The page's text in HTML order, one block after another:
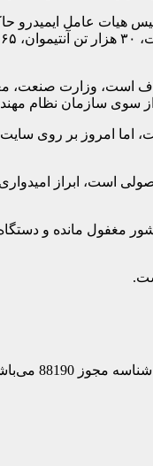
اصولی است، ابراز
مانده و دستگاه
88190 می‌باشد؛ سایر محتواهای درج‌شده بازنشر و با ذکر منبع است.